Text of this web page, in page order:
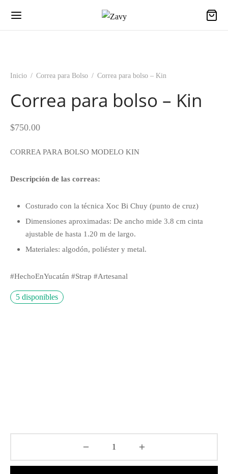
Inicio / Correa para Bolso / Correa para bolso – Kin
Correa para bolso – Kin
$750.00
CORREA PARA BOLSO MODELO KIN
Descripción de las correas:
Costurado con la técnica Xoc Bi Chuy (punto de cruz)
Dimensiones aproximadas: De ancho mide 3.8 cm cinta
ajustable de hasta 1.20 m de largo.
Materiales: algodón, poliéster y metal.
#HechoEnYucatán #Strap #Artesanal
5 disponibles